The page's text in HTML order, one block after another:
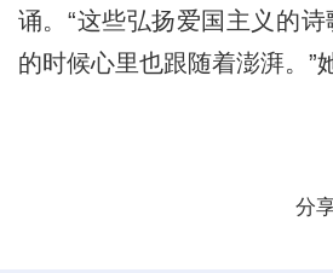
诵。“这些弘扬爱国主义的
的时候心里也跟随着澎湃。”
分